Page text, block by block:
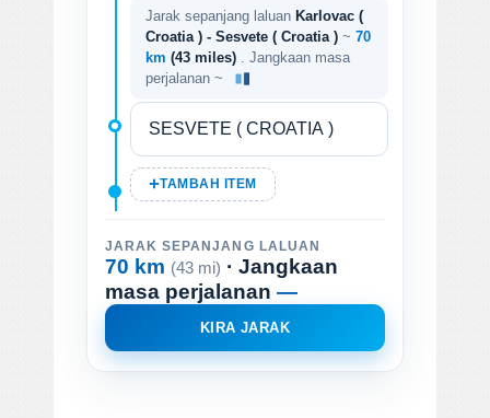
Jarak sepanjang laluan Karlovac (
Croatia ) - Sesvete ( Croatia ) ~ 70
km (43 miles)
. Jangkaan masa
perjalanan ~
TAMBAH ITEM
JARAK SEPANJANG LALUAN
70 km (43 mi) · Jangkaan
masa perjalanan —
KIRA JARAK